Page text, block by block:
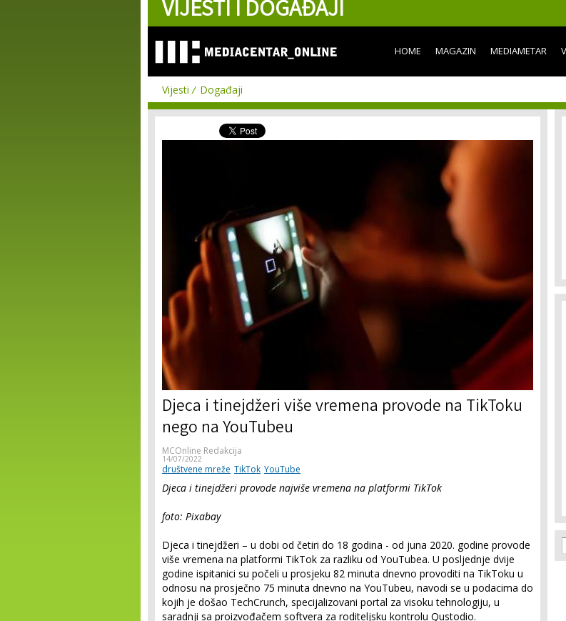
content
VIJESTI I DOGAĐAJI
HOME MAGAZIN MEDIAMETAR
Vijesti Događaji
Djeca i tinejdžeri više vremena provode na TikToku
nego na YouTubeu
MCOnline Redakcija
14/07/2022
društvene mreže TikTok YouTube
Djeca i tinejdžeri provode najviše vremena na platformi TikTok
foto: Pixabay
Djeca i tinejdžeri – u dobi od četiri do 18 godina - od juna 2020. godine provode
više vremena na platformi TikTok za razliku od YouTubea. U posljednje dvije
godine ispitanici su počeli u prosjeku 82 minuta dnevno provoditi na TikToku u
odnosu na prosječno 75 minuta dnevno na YouTubeu, navodi se u podacima do
kojih je došao TechCrunch, specijalizovani portal za visoku tehnologiju, u
saradnji sa proizvođačem softvera za roditeljsku kontrolu Qustodio.